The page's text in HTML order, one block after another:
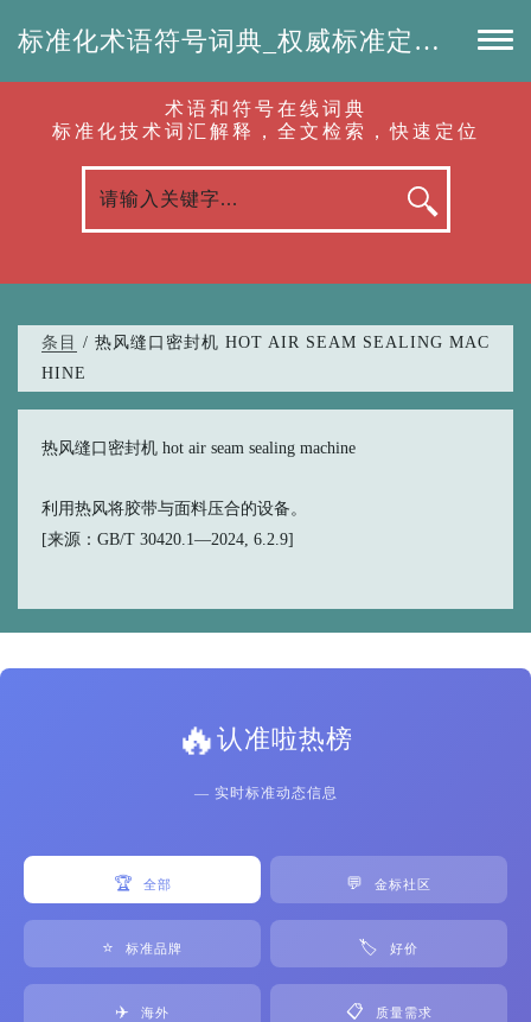
标准化术语符号词典_权威标准定义_专业词汇查询-认准啦（RenZhunLa.com）
术语和符号在线词典
标准化技术词汇解释，全文检索，快速定位
条目
/ 热风缝口密封机 HOT AIR SEAM SEALING MAC
HINE
热风缝口密封机 hot air seam sealing machine
利用热风将胶带与面料压合的设备。
[来源：GB/T 30420.1—2024, 6.2.9]
🔥认准啦热榜
— 实时标准动态信息
🏆 全部 💬 金标社区
⭐ 标准品牌 🏷️ 好价
✈️ 海外 📋 质量需求